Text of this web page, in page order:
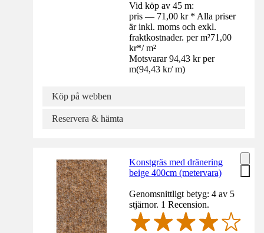
Vid köp av 45 m:
pris — 71,00 kr * Alla priser
är inkl. moms och exkl.
fraktkostnader. per m²71,00
kr*/ m²
Motsvarar 94,43 kr per
m(94,43 kr/ m)
Köp på webben
Reservera & hämta
Konstgräs med dränering
beige 400cm (metervara)
Genomsnittligt betyg: 4 av 5
stjärnor. 1 Recension.